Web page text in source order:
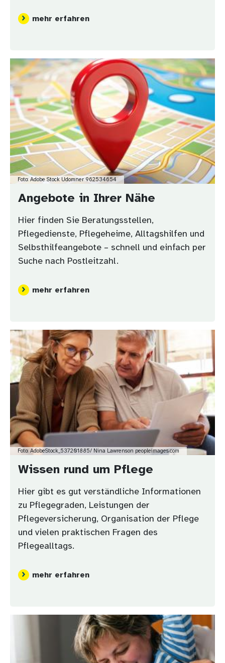
mehr erfahren
Bild
Foto: Adobe Stock Udomner 962534654
Angebote in Ihrer Nähe
Hier finden Sie Beratungsstellen,
Pflegedienste, Pflegeheime, Alltagshilfen und
Selbsthilfeangebote – schnell und einfach per
Suche nach Postleitzahl.
mehr erfahren
Bild
Foto: AdobeStock_537201885/ Nina Lawrenson peopleimages.com
Wissen rund um Pflege
Hier gibt es gut verständliche Informationen
zu Pflegegraden, Leistungen der
Pflegeversicherung, Organisation der Pflege
und vielen praktischen Fragen des
Pflegealltags.
mehr erfahren